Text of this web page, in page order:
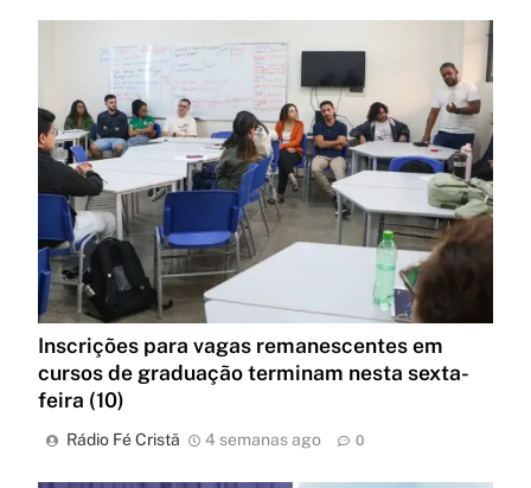
Inscrições para vagas remanescentes em
cursos de graduação terminam nesta sexta-
feira (10)
Rádio Fé Cristã 4 semanas ago 0